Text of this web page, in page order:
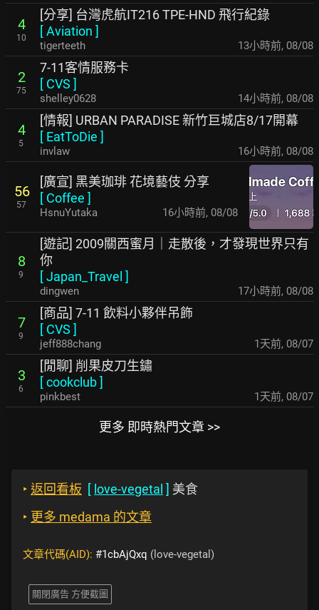
4
10
[分享] 台灣虎航IT216 TPE-HND 飛行紀錄
[Aviation ]
tigerteeth 13小時前, 08/08
2
75
7-11客情服務卡
[ CVS ]
shelley0628 14小時前, 08/08
4
5
[情報] URBAN PARADISE 新竹巨城店8/17開幕
[ EatToDie ]
invlaw 16小時前, 08/08
56
57
[廣宣] 黑美珈琲 花境藝伎 分享
[ Coffee ]
HsnuYutaka 16小時前, 08/08
8
9
[遊記] 2009關西蜜月｜走散後，才發現世界只有
你
[Japan_Travel ]
dingwen 17小時前, 08/08
7
9
[商品] 7-11 飲料小夥伴吊飾
[ CVS ]
jeff888chang 1天前, 08/07
3
6
[閒聊] 削果皮刀生鏽
[cookclub]
pinkbest 1天前, 08/07
更多 即時熱門文章 >>
‣ 返回看板 [ love-vegetal ] 美食
‣ 更多 medama 的文章
文章代碼(AID): #1cbAjQxq (love-vegetal)
關閉廣告 方便截圖